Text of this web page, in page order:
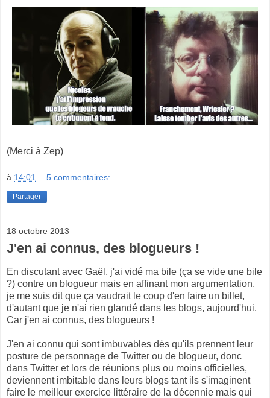
(Merci à Zep)
à 14:01 5 commentaires:
Partager
18 octobre 2013
J'en ai connus, des blogueurs !
En discutant avec Gaël, j'ai vidé ma bile (ça se vide une bile
?) contre un blogueur mais en affinant mon argumentation,
je me suis dit que ça vaudrait le coup d'en faire un billet,
d'autant que je n'ai rien glandé dans les blogs, aujourd'hui.
Car j'en ai connus, des blogueurs !
J'en ai connu qui sont imbuvables dès qu'ils prennent leur
posture de personnage de Twitter ou de blogueur, donc
dans Twitter et lors de réunions plus ou moins officielles,
deviennent imbitable dans leurs blogs tant ils s'imaginent
faire le meilleur exercice littéraire de la décennie mais qui